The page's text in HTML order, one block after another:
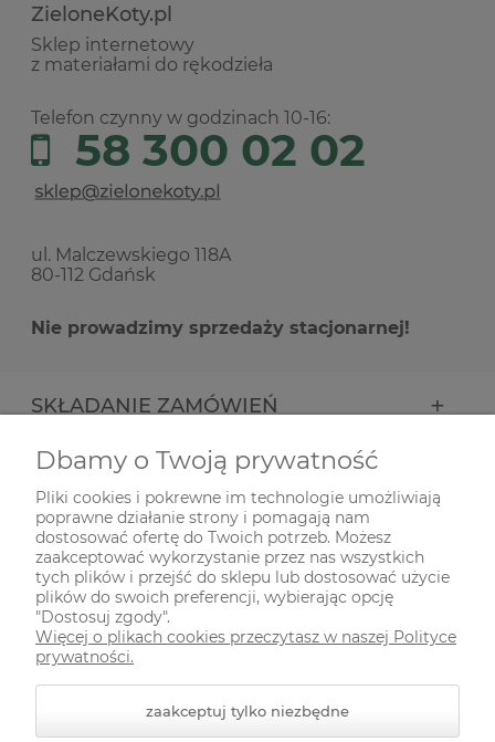
ZieloneKoty.pl
Sklep internetowy
z materiałami do rękodzieła
Telefon czynny w godzinach 10-16:
58 300 02 02
ul. Malczewskiego 118A
80-112 Gdańsk
Nie prowadzimy sprzedaży stacjonarnej!
SKŁADANIE ZAMÓWIEŃ
INFORMACJE
ODWIEDŹ NAS NA
Dbamy o Twoją prywatność
Pliki cookies i pokrewne im technologie umożliwiają
poprawne działanie strony i pomagają nam
dostosować ofertę do Twoich potrzeb. Możesz
zaakceptować wykorzystanie przez nas wszystkich
tych plików i przejść do sklepu lub dostosować użycie
plików do swoich preferencji, wybierając opcję
"Dostosuj zgody".
Więcej o plikach cookies przeczytasz w naszej Polityce
prywatności.
zaakceptuj tylko niezbędne